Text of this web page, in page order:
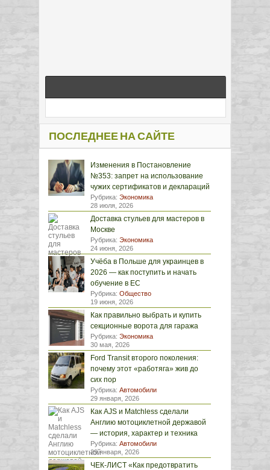
ПОСЛЕДНЕЕ НА САЙТЕ
Изменения в Постановление
№353: запрет на использование
чужих сертификатов и деклараций
Рубрика: Экономика
28 июля, 2026
Доставка стульев для мастеров в
Москве
Рубрика: Экономика
24 июня, 2026
Учёба в Польше для украинцев в
2026 — как поступить и начать
обучение в ЕС
Рубрика: Общество
19 июня, 2026
Как правильно выбрать и купить
секционные ворота для гаража
Рубрика: Экономика
30 мая, 2026
Ford Transit второго поколения:
почему этот «работяга» жив до
сих пор
Рубрика: Автомобили
29 января, 2026
Как AJS и Matchless сделали
Англию мотоциклетной державой
— история, характер и техника
Рубрика: Автомобили
29 января, 2026
ЧЕК-ЛИСТ «Как предотвратить